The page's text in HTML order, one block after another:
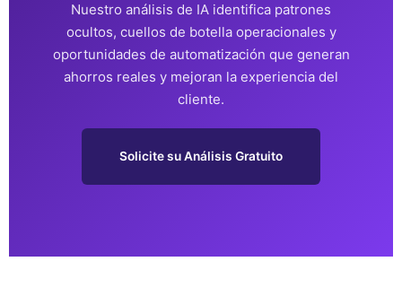
Nuestro análisis de IA identifica patrones
ocultos, cuellos de botella operacionales y
oportunidades de automatización que generan
ahorros reales y mejoran la experiencia del
cliente.
Solicite su Análisis Gratuito